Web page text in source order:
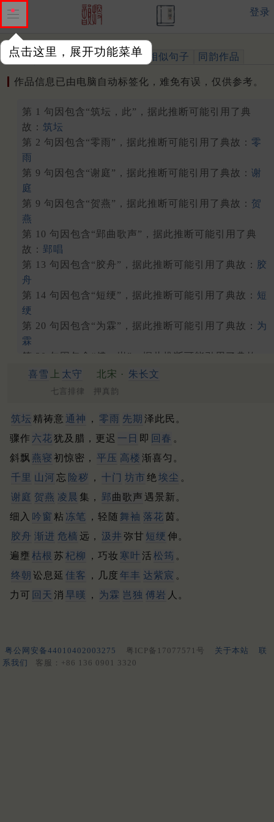
点击这里，展开功能菜单
登录
作品 标注四声 出处、引用 相似句子 同韵作品
作品信息已由电脑自动标签化，难免有误，仅供参考。
第 1 句因包含“筑坛，此”，据此推断可能引用了典
故： 筑坛
第 2 句因包含“零雨”，据此推断可能引用了典故： 零
雨
第 9 句因包含“谢庭”，据此推断可能引用了典故： 谢
庭
第 9 句因包含“贺燕”，据此推断可能引用了典故： 贺
燕
第 10 句因包含“郢曲歌声”，据此推断可能引用了典
故： 郢唱
第 13 句因包含“胶舟”，据此推断可能引用了典故：
胶
舟
第 14 句因包含“短绠”，据此推断可能引用了典故： 短
绠
第 20 句因包含“为霖”，据此推断可能引用了典故： 为
霖
第 20 句因包含“傅，岩”，据此推断可能引用了典故：
傅岩
喜雪 上 太守 北宋 · 朱长文
七言排律 押真韵
筑坛 精祷意 通神 ， 零雨 先期 泽此民。
骤作 六花犹及腊，更迟 一日 即 回春 。
斜飘 燕寝 初惊密， 平压 高楼 渐喜匀。
千里 山河 忘 险秽 ， 十门 坊市 绝 埃尘 。
谢庭 贺燕 凌晨 集， 郢曲歌声 遇景新。
细入 吟窗 粘 冻笔 ，轻随 舞袖 落花茵。
胶舟 渐进 危樯 远， 汲井 弥甘 短绠 伸。
遍壅 枯根 苏 杞柳 ，巧妆 寒叶活松筠 。
终朝 讼息延 佳客 ，几度 年丰 达紫宸 。
力可 回天 消 旱暵 ， 为霖 岂独 傅岩 人。
粤公网安备44010402003275 粤ICP备17077571号 关于本站
联
系我们
客服：+86 136 0901 3320